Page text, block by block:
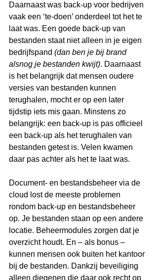
Daarnaast was back-up voor bedrijven
vaak een ‘te-doen’ onderdeel tot het te
laat was. Een goede back-up van
bestanden staat niet alleen in je eigen
bedrijfspand (dan ben je bij brand
alsnog je bestanden kwijt). Daarnaast
is het belangrijk dat mensen oudere
versies van bestanden kunnen
terughalen, mocht er op een later
tijdstip iets mis gaan. Minstens zo
belangrijk: een back-up is pas officieel
een back-up als het terughalen van
bestanden getest is. Velen kwamen
daar pas achter als het te laat was.
Document- en bestandsbeheer via de
cloud lost de meeste problemen
rondom back-up en bestandsbeheer
op. Je bestanden staan op een andere
locatie. Beheermodules zorgen dat je
overzicht houdt. En – als bonus –
kunnen mensen ook buiten het kantoor
bij de bestanden. Dankzij beveiliging
alleen diegenen die daar ook recht op